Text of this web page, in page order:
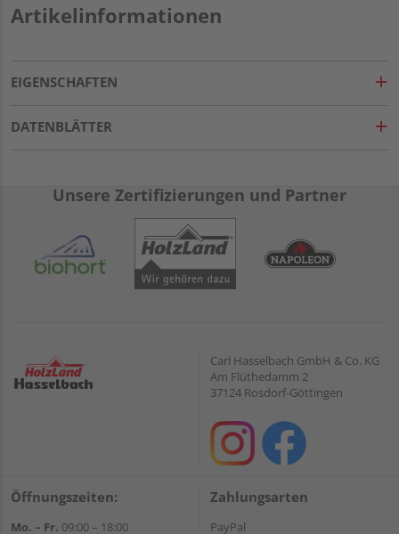
Artikelinformationen
EIGENSCHAFTEN
DATENBLÄTTER
Unsere Zertifizierungen und Partner
Carl Hasselbach GmbH & Co. KG
Am Flüthedamm 2
37124 Rosdorf-Göttingen
Öffnungszeiten:
Mo. – Fr. 09:00 – 18:00
Zahlungsarten
PayPal